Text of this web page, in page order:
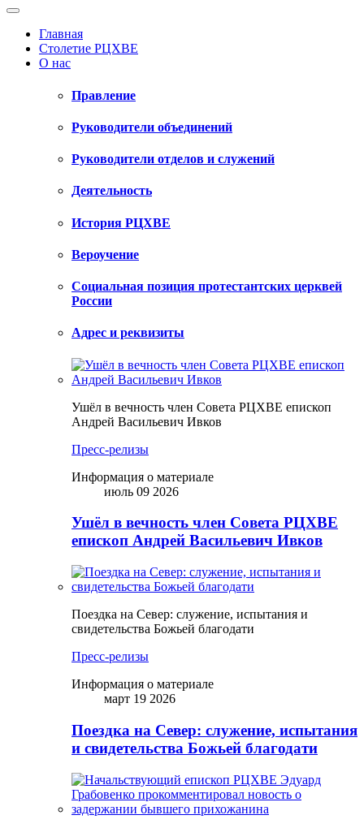
Главная
Столетие РЦХВЕ
О нас
Правление
Руководители объединений
Руководители отделов и служений
Деятельность
История РЦХВЕ
Вероучение
Социальная позиция протестантских церквей
России
Адрес и реквизиты
Ушёл в вечность член Совета РЦХВЕ епископ
Андрей Васильевич Ивков
Пресс-релизы
Информация о материале
июль 09 2026
Ушёл в вечность член Совета РЦХВЕ
епископ Андрей Васильевич Ивков
Поездка на Север: служение, испытания и
свидетельства Божьей благодати
Пресс-релизы
Информация о материале
март 19 2026
Поездка на Север: служение, испытания
и свидетельства Божьей благодати